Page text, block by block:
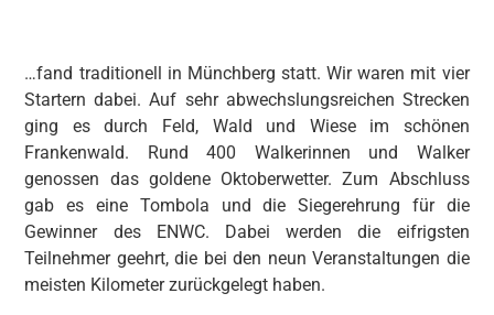
…fand traditionell in Münchberg statt. Wir waren mit vier
Startern dabei. Auf sehr abwechslungsreichen Strecken
ging es durch Feld, Wald und Wiese im schönen
Frankenwald. Rund 400 Walkerinnen und Walker
genossen das goldene Oktoberwetter. Zum Abschluss
gab es eine Tombola und die Siegerehrung für die
Gewinner des ENWC. Dabei werden die eifrigsten
Teilnehmer geehrt, die bei den neun Veranstaltungen die
meisten Kilometer zurückgelegt haben.